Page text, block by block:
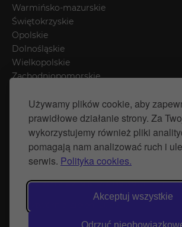
Używamy plików cookie, aby
prawidłowe działanie strony. Za
wykorzystujemy również pliki
pomagają nam analizować ruch i
serwis. Polityka cookies.
Akceptuj wszystkie
Odrzuć
Warmińsko-mazurskie
Świętokrzyskie
Opolskie
Dolnośląskie
Wielkopolskie
Zachodniopomorskie
Mazowieckie
Śląskie
© Wytwórnia Zieleni 2026
Polityka prywatności
Polityka Cookies
Strona stworzona przez